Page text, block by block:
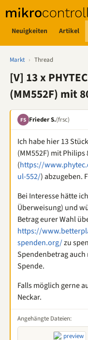
Neuigkeiten Artikel
Markt › Thread
[V] 13 x
(MM552F) mit
FS Frieder S.(frsc)
Ich habe hier 13
(MM552F) mit Philips
(https://
ul-552/) abzugeben.
Bei Interesse hätte
Überweisung) und
Betrag eurer Wahl
https://
spenden.org/zu
Spendenbetrag
Spende.
Falls möglich gerne
Neckar.
Angehängte Dateien: